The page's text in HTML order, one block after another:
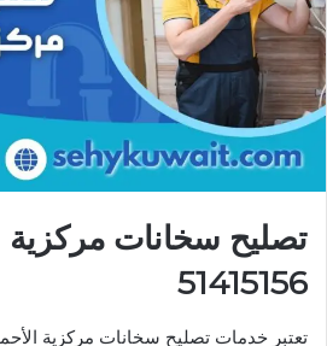
تصليح سخانات مركزية
51415156
تعتبر خدمات تصليح سخانات مركزية